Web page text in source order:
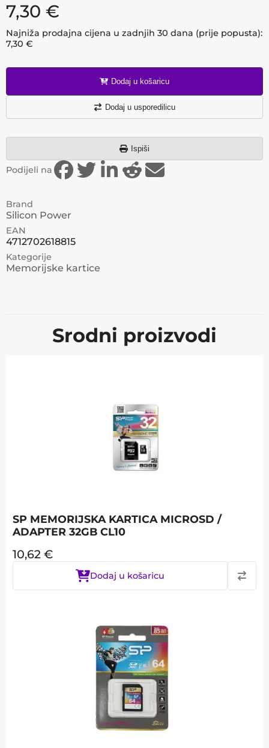
7,30 €
Najniža prodajna cijena u zadnjih 30 dana (prije popusta):
7,30 €
Dodaj u košaricu
Dodaj u usporedilicu
Ispiši
Podijeli na
Brand
Silicon Power
EAN
4712702618815
Kategorije
Memorijske kartice
Srodni proizvodi
SP MEMORIJSKA KARTICA MICROSD /
ADAPTER 32GB CL10
10,62 €
Dodaj u košaricu